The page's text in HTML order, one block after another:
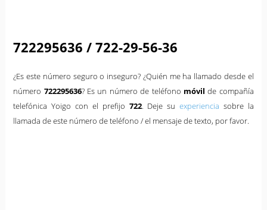
722295636 / 722-29-56-36
¿Es este número seguro o inseguro? ¿Quién me ha llamado desde el
número 722295636? Es un número de teléfono móvil de compañía
telefónica Yoigo con el prefijo 722. Deje su experiencia sobre la
llamada de este número de teléfono / el mensaje de texto, por favor.